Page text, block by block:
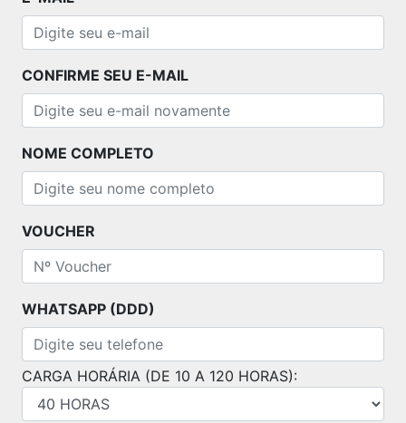
CONFIRME SEU E-MAIL
NOME COMPLETO
VOUCHER
WHATSAPP (DDD)
CARGA HORÁRIA (DE 10 A 120 HORAS):